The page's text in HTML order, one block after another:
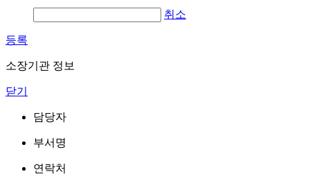
취소
등록
소장기관 정보
닫기
담당자
부서명
연락처